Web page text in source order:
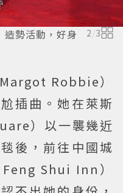
勢活動，好身
2/3
Margot Robbie）
插曲。她在萊斯
）以一襲幾近
後，前往中國城
Shui Inn）